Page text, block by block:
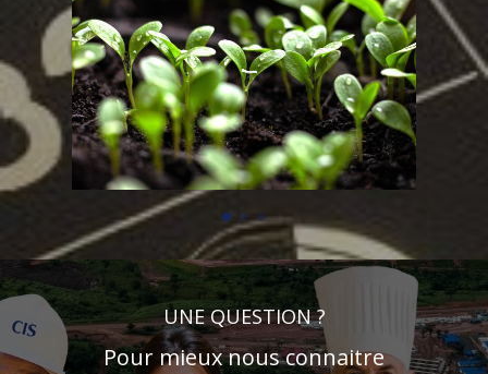
UNE QUESTION ?
Pour mieux nous connaitre